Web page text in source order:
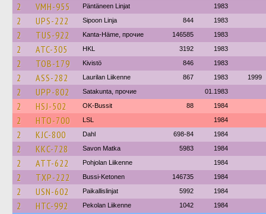
2 VMH-955 Päntäneen Linjat 1983
2 UPS-222 Sipoon Linja 844 1983
2 TUS-922 Kanta-Häme, прочие 146585 1983
2 ATC-305 HKL 3192 1983
2 TOB-179 Kivistö 846 1983
2 ASS-282 Laurilan Liikenne 867 1983 1999
2 UPP-802 Satakunta, прочие 01.1983
2 HSJ-502 OK-Bussit 88 1984
2 HTO-700 LSL 1984
2 KJC-800 Dahl 698-84 1984
2 KKC-728 Savon Matka 5983 1984
2 ATT-622 Pohjolan Liikenne 1984
2 TXP-222 Bussi-Ketonen 146735 1984
2 USN-602 Paikallislinjat 5992 1984
2 HTC-992 Pekolan Liikenne 1042 1984